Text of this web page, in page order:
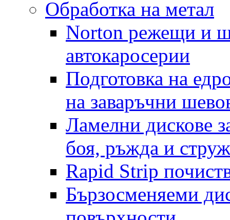
Обработка на метал
Norton режещи и
автокаросерии
Подготовка на
на заваръчни
Ламелни дискове
боя, ръжда и
Rapid Strip
Бързосменяеми